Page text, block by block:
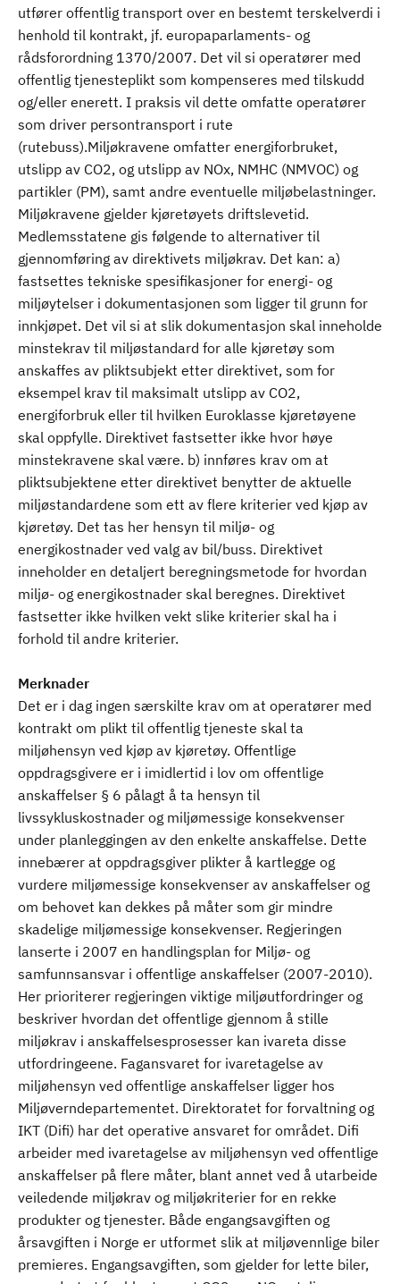
utfører offentlig transport over en bestemt terskelverdi i
henhold til kontrakt, jf. europaparlaments- og
rådsforordning 1370/2007. Det vil si operatører med
offentlig tjenesteplikt som kompenseres med tilskudd
og/eller enerett. I praksis vil dette omfatte operatører
som driver persontransport i rute
(rutebuss).Miljøkravene omfatter energiforbruket,
utslipp av CO2, og utslipp av NOx, NMHC (NMVOC) og
partikler (PM), samt andre eventuelle miljøbelastninger.
Miljøkravene gjelder kjøretøyets driftslevetid.
Medlemsstatene gis følgende to alternativer til
gjennomføring av direktivets miljøkrav. Det kan: a)
fastsettes tekniske spesifikasjoner for energi- og
miljøytelser i dokumentasjonen som ligger til grunn for
innkjøpet. Det vil si at slik dokumentasjon skal inneholde
minstekrav til miljøstandard for alle kjøretøy som
anskaffes av pliktsubjekt etter direktivet, som for
eksempel krav til maksimalt utslipp av CO2,
energiforbruk eller til hvilken Euroklasse kjøretøyene
skal oppfylle. Direktivet fastsetter ikke hvor høye
minstekravene skal være. b) innføres krav om at
pliktsubjektene etter direktivet benytter de aktuelle
miljøstandardene som ett av flere kriterier ved kjøp av
kjøretøy. Det tas her hensyn til miljø- og
energikostnader ved valg av bil/buss. Direktivet
inneholder en detaljert beregningsmetode for hvordan
miljø- og energikostnader skal beregnes. Direktivet
fastsetter ikke hvilken vekt slike kriterier skal ha i
forhold til andre kriterier.
Merknader
Det er i dag ingen særskilte krav om at operatører med
kontrakt om plikt til offentlig tjeneste skal ta
miljøhensyn ved kjøp av kjøretøy. Offentlige
oppdragsgivere er i imidlertid i lov om offentlige
anskaffelser § 6 pålagt å ta hensyn til
livssykluskostnader og miljømessige konsekvenser
under planleggingen av den enkelte anskaffelse. Dette
innebærer at oppdragsgiver plikter å kartlegge og
vurdere miljømessige konsekvenser av anskaffelser og
om behovet kan dekkes på måter som gir mindre
skadelige miljømessige konsekvenser. Regjeringen
lanserte i 2007 en handlingsplan for Miljø- og
samfunnsansvar i offentlige anskaffelser (2007-2010).
Her prioriterer regjeringen viktige miljøutfordringer og
beskriver hvordan det offentlige gjennom å stille
miljøkrav i anskaffelsesprosesser kan ivareta disse
utfordringeene. Fagansvaret for ivaretagelse av
miljøhensyn ved offentlige anskaffelser ligger hos
Miljøverndepartementet. Direktoratet for forvaltning og
IKT (Difi) har det operative ansvaret for området. Difi
arbeider med ivaretagelse av miljøhensyn ved offentlige
anskaffelser på flere måter, blant annet ved å utarbeide
veiledende miljøkrav og miljøkriterier for en rekke
produkter og tjenester. Både engangsavgiften og
årsavgiften i Norge er utformet slik at miljøvennlige biler
premieres. Engangsavgiften, som gjelder for lette biler,